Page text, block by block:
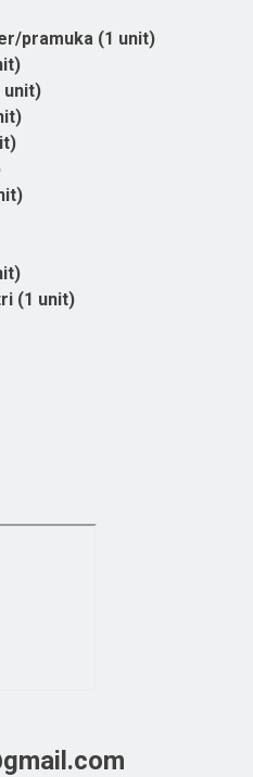
pramuka (1 unit)
unit)
(1 unit)